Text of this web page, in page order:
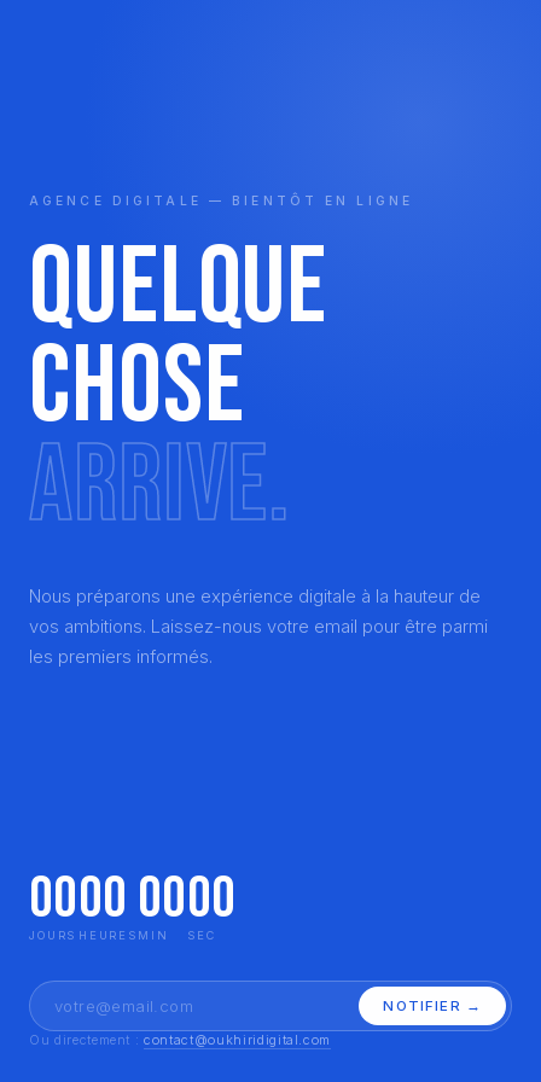
AGENCE DIGITALE — BIENTÔT EN LIGNE
Quelque
chose
arrive.
Nous préparons une expérience digitale à la hauteur de
vos ambitions. Laissez-nous votre email pour être parmi
les premiers informés.
00
JOURS
00
HEURES
00
MIN
00
SEC
NOTIFIER →
Ou directement :contact@oukhiridigital.com